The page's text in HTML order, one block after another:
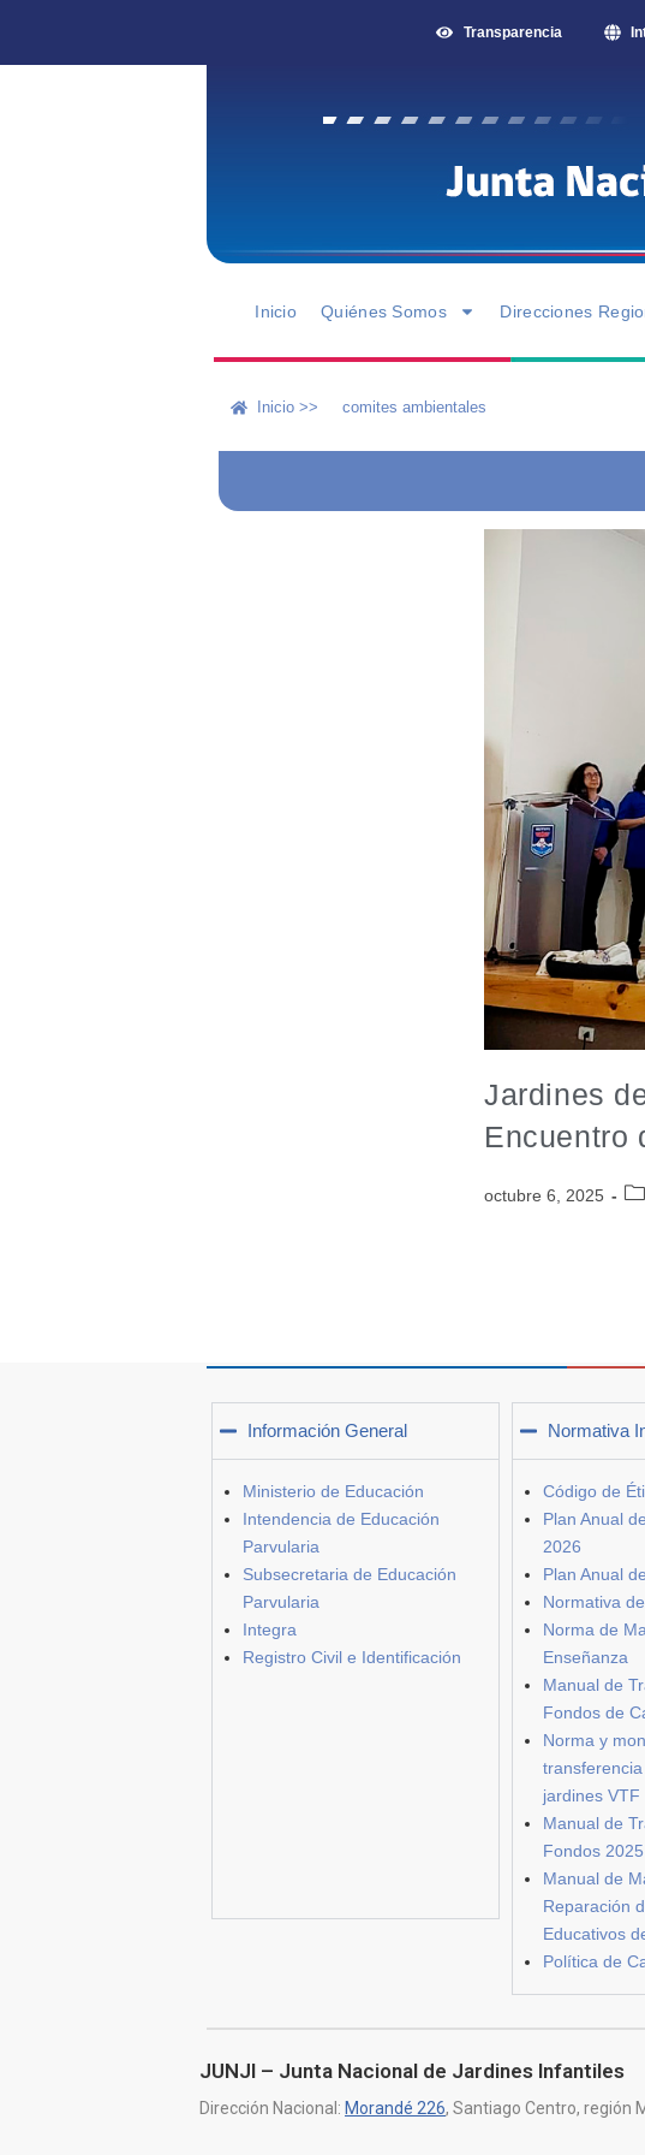
Transparencia
Inicio Quiénes Somos Direcciones
Inicio >> comites ambientales
Jardines
Encuentro
octubre 6, 2025
Información General
Ministerio de Educación
Intendencia de Educación
Parvularia
Subsecretaria de Educación
Parvularia
Integra
Registro Civil e Identificación
Normativa
Código de
Plan Anual
2026
Plan Anual
Normativa
Norma de
Enseñanza
Manual de
Fondos de
Norma y
jardines VTF
Manual de
Fondos 2025
Manual de
Reparación
Educativos
Política de
JUNJI – Junta Nacional de Jardines Infantiles
Dirección Nacional: Morandé 226, Santiago Centro, región